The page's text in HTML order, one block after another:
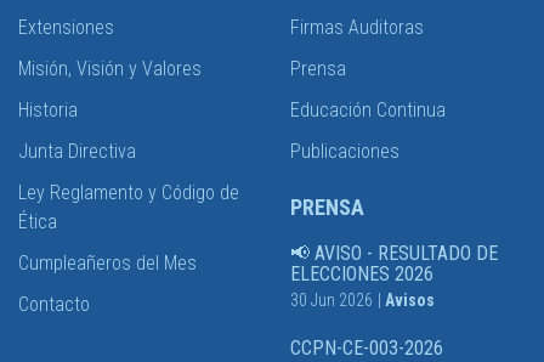
Extensiones
Misión, Visión y Valores
Historia
Junta Directiva
Ley Reglamento y Código de
Ética
Cumpleañeros del Mes
Contacto
Firmas Auditoras
Prensa
Educación Continua
Publicaciones
PRENSA
📢 AVISO - RESULTADO DE
ELECCIONES 2026
30 Jun 2026 Avisos
CCPN-CE-003-2026